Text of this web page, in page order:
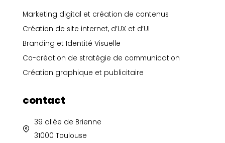
o
k
g
a
m
d
i
n
c
Marketing digital et création de contenus
Création de site internet, d’UX et d’UI
Branding et Identité Visuelle
Co-création de stratégie de communication
Création graphique et publicitaire
contact
39 allée de Brienne
31000 Toulouse